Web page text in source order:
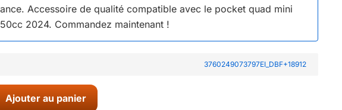
Accessoire de qualité compatible avec le pocket quad mini
2024. Commandez maintenant !
3760249073797EI_DBF+18912
Ajouter au panier